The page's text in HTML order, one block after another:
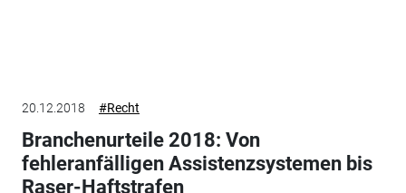
20.12.2018 #Recht
Branchenurteile 2018: Von
fehleranfälligen Assistenzsystemen bis
Raser-Haftstrafen